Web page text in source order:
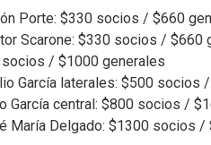
Porte: $330 socios / $660
Scarone: $330 socios / $660
socios / $1000 generales
García laterales: $500 socios
García central: $800 socios /
María Delgado: $1300 socios /